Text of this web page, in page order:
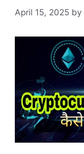
April 15, 2025 by